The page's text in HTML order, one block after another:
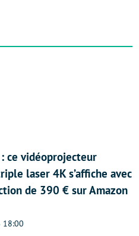
ce vidéoprojecteur
laser 4K s’affiche avec
de 390 € sur Amazon
18:00